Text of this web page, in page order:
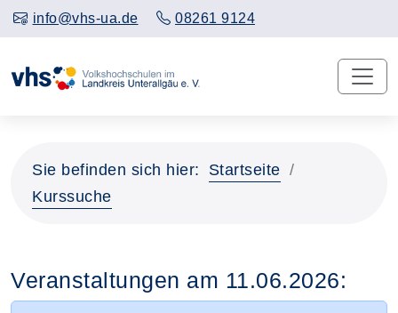
info@vhs-ua.de 08261 9124
Sie befinden sich hier:
Startseite
Kurssuche
Veranstaltungen am 11.06.2026: